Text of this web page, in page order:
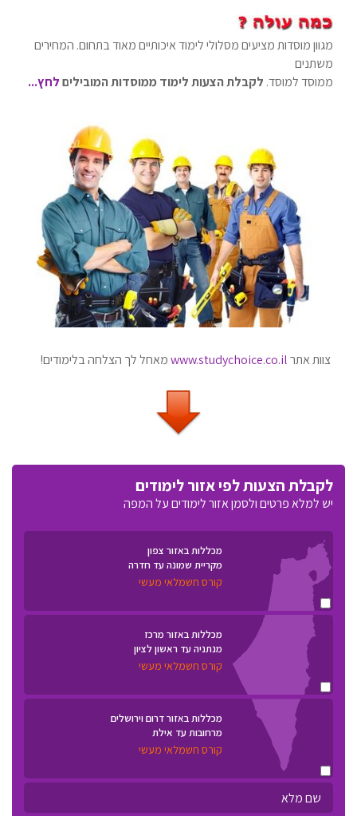
מגוון מוסדות מציעים מסלולי לימוד איכותיים מאוד בתחום. המחירים
משתנים
ממוסד למוסד. לקבלת הצעות לימוד ממוסדות המוביליםלחץ...
צוות אתרwww.studychoice.co.ilמאחל לך הצלחה בלימודים!
לקבלת הצעות לפי אזור לימודים
יש למלא פרטים ולסמן אזור לימודים על המפה
מכללות באזור צפון
מקריית שמונה עד חדרה
קורס חשמלאי מעשי
מכללות באזור מרכז
מנתניה עד ראשון לציון
קורס חשמלאי מעשי
מכללות באזור דרום וירושלים
מרחובות עד אילת
קורס חשמלאי מעשי